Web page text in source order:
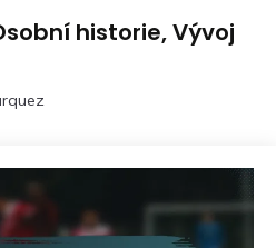
historie, Vývoj